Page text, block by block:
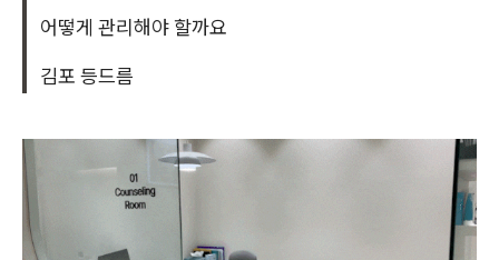
어떻게 관리해야 할까요
김포 등드름